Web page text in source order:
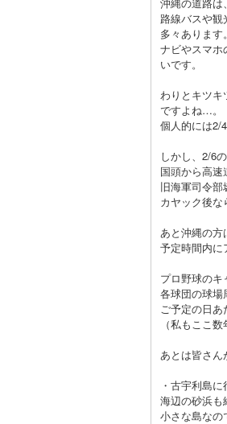
路線バスや
多々あります。
ナビやスマホ
いです。
わりとキツキ
ですよね…。
個人的には2/
しかし、2/6
国頭から高速
旧海軍司令部
カヤック後な
あと沖縄の方
予定時間内に
プロ野球のキ
各球団の球場
ご予定の日あ
（私もここ
あとは皆さん
・古宇利島
海辺の砂浜も
小さな島なの